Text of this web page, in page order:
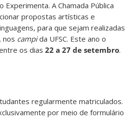
Experimenta. A Chamada Pública
propostas artísticas e
para que sejam realizadas
nos campida UFSC. Este ano o
os dias 22 a 27 de setembro.
regularmente matriculados.
por meio de formulário